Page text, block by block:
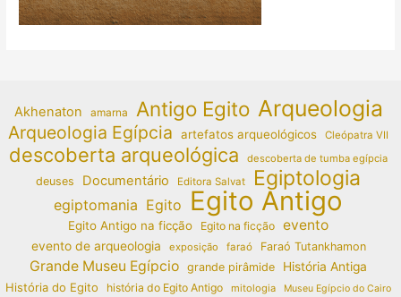
Akhenaton amarna Antigo Egito Arqueologia
Arqueologia Egípcia artefatos arqueológicos Cleópatra VII
descoberta arqueológica descoberta de tumba egípcia
deuses Documentário Editora Salvat Egiptologia
egiptomania Egito Egito Antigo
Egito Antigo na ficção Egito na ficção evento
evento de arqueologia exposição faraó Faraó Tutankhamon
Grande Museu Egípcio grande pirâmide
História Antiga
História do Egito
história do Egito Antigo mitologia Museu Egípcio do Cairo